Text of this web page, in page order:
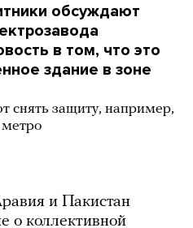
обсуждают
в том, что это
здание в зоне
снять защиту, например,
метро
и Пакистан
о коллективной